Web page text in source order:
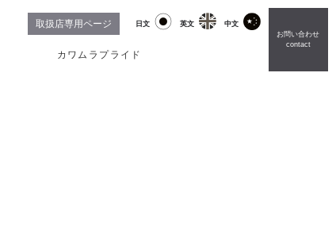
取扱店専用ページ 日文 英文 中文
カワムラプライド
お問い合わせ
contact